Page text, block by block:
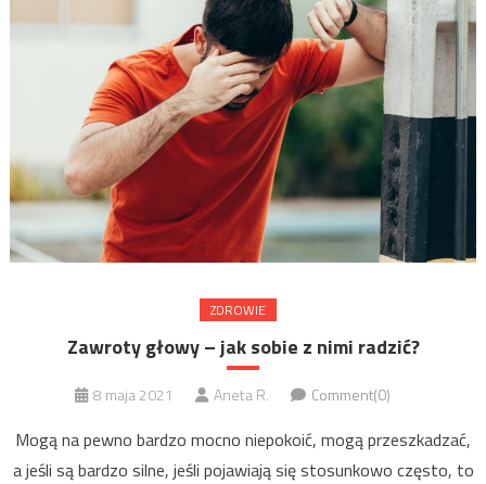
ZDROWIE
Zawroty głowy – jak sobie z nimi radzić?
8 maja 2021 Aneta R. Comment(0)
Mogą na pewno bardzo mocno niepokoić, mogą przeszkadzać,
a jeśli są bardzo silne, jeśli pojawiają się stosunkowo często, to